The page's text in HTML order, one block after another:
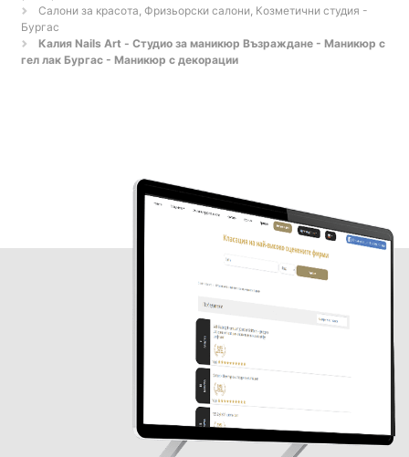
Салони за красота, Фризьорски салони, Козметични студия -
Бургас
Калия Nails Art - Студио за маникюр Възраждане - Маникюр с
гел лак Бургас - Маникюр с декорации